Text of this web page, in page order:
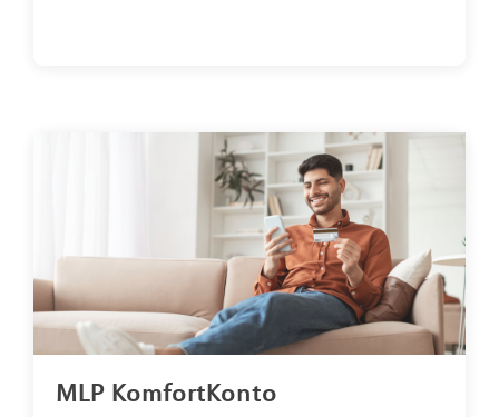
MLP KomfortKonto